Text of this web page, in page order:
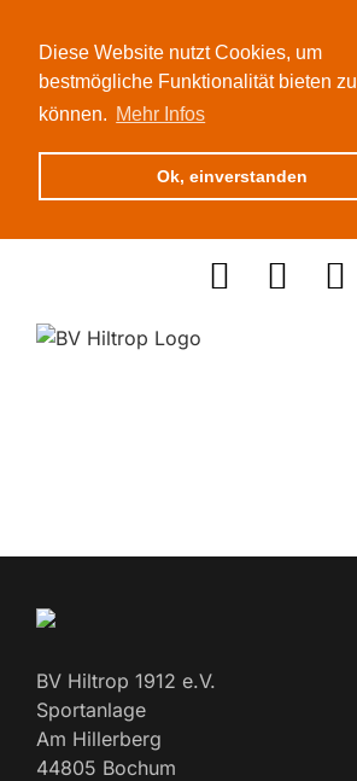
Diese Website nutzt Cookies, um
bestmögliche Funktionalität bieten zu
können. Mehr Infos
Ok, einverstanden
BV Hiltrop 1912 e.V.
Sportanlage
Am Hillerberg
44805 Bochum